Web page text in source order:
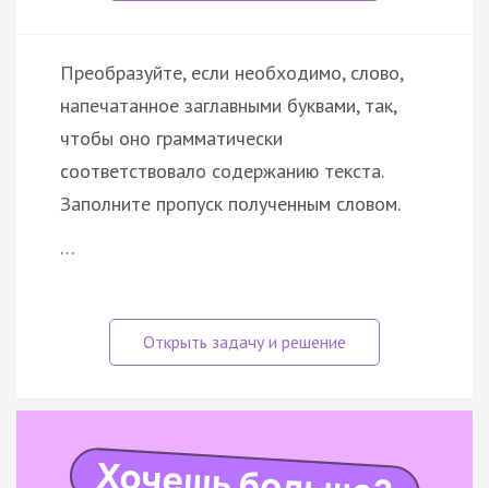
Преобразуйте, если необходимо, слово,
напечатанное заглавными буквами, так,
чтобы оно грамматически
соответствовало содержанию текста.
Заполните пропуск полученным словом.
…